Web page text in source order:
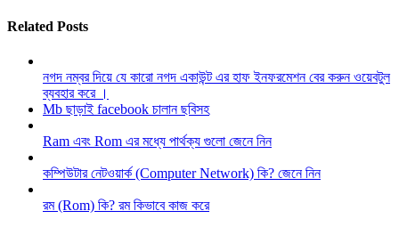
Related Posts
নগদ নম্বর দিয়ে যে কারো নগদ একাউন্ট এর হাফ ইনফরমেশন বের করুন ওয়েবটুল
ব্যবহার করে ।
Mb ছাড়াই facebook চালান ছবিসহ
Ram এবং Rom এর মধ্যে পার্থক্য গুলো জেনে নিন
কম্পিউটার নেটওয়ার্ক (Computer Network) কি? জেনে নিন
রম (Rom) কি? রম কিভাবে কাজ করে